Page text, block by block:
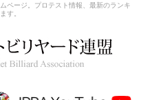
ページ。プロテスト情報、最新のランキ
す。